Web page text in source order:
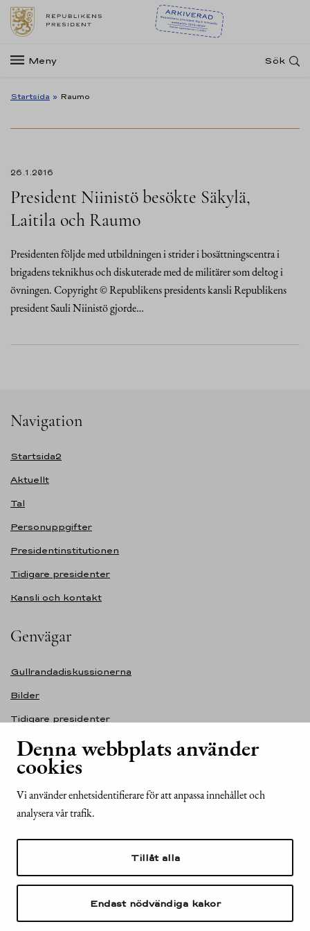
Denna webbplats använder
cookies
Vi använder enhetsidentifierare för att anpassa innehållet och
analysera vår trafik.
Tillåt alla
Endast nödvändiga kakor
Meny Sök
Startsida » Raumo
26.1.2016
President Niinistö besökte Säkylä,
Laitila och Raumo
Presidenten följde med utbildningen i strider i bosättningscentra i
brigadens teknikhus och diskuterade med de militärer som deltog i
övningen. Copyright © Republikens presidents kansli Republikens
president Sauli Niinistö gjorde…
Navigation
Startsida2
Aktuellt
Tal
Personuppgifter
Presidentinstitutionen
Tidigare presidenter
Kansli och kontakt
Genvägar
Gullrandadiskussionerna
Bilder
Tidigare presidenter
Självständighetsdagens festmottagning
Tillgänglighetsutlåtande för webbplatsen presidentti.fi
Kontakt
Mariegatan 2
Finland
Tel. +358 (0)29 522 6000